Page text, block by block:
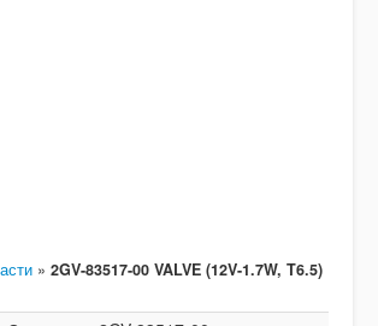
» 2GV-83517-00 VALVE (12V-1.7W, T6.5)